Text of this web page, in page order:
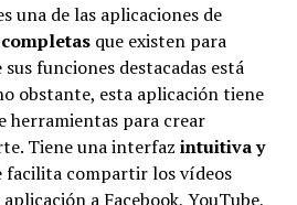
una de las aplicaciones de
completasque existen para
funciones destacadas está
obstante, esta aplicación tiene
herramientas para crear
Tiene una interfaz intuitiva y
facilita compartir los vídeos
a Facebook, YouTube,